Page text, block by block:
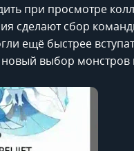
при просмотре
сделают сбор
ещё быстрее
выбор монстров